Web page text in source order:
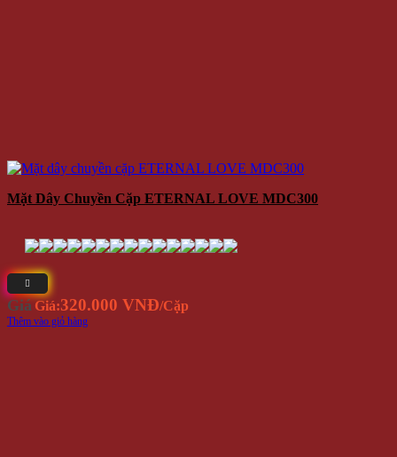
Mặt Dây Chuyền Cặp ETERNAL LOVE MDC300
Giá Giá:320.000 VNĐ/Cặp
Thêm vào giỏ hàng